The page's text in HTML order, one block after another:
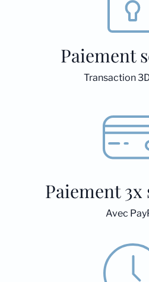
Paiement
Transaction
Paiement 3x
Avec